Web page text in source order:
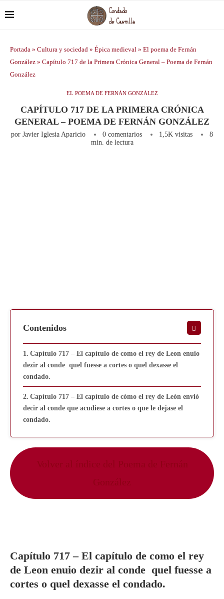
Portada » Cultura y sociedad » Épica medieval » El poema de Fernán
González » Capítulo 717 de la Primera Crónica General – Poema de Fernán
González
EL POEMA DE FERNÁN GONZÁLEZ
CAPÍTULO 717 DE LA PRIMERA CRÓNICA
GENERAL – POEMA DE FERNÁN GONZÁLEZ
por Javier Iglesia Aparicio 0 comentarios 1,5K visitas
8
min. de lectura
Contenidos
Capítulo 717 – El capítulo de como el rey de Leon enuio
dezir al conde quel fuesse a cortes o quel dexasse el
condado.
Capítulo 717 – El capítulo de cómo el rey de León envió
decir al conde que acudiese a cortes o que le dejase el
condado.
Capítulo 717 – El capítulo de como el rey
de Leon enuio dezir al conde quel fuesse a
cortes o quel dexasse el condado.